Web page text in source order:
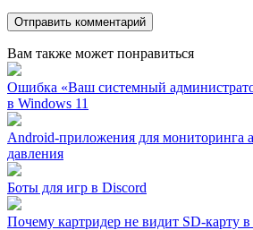
Вам также может понравиться
Ошибка «Ваш системный
в Windows 11
Android-приложения для мониторинга
давления
Боты для игр в Discord
Почему картридер не видит SD-карту